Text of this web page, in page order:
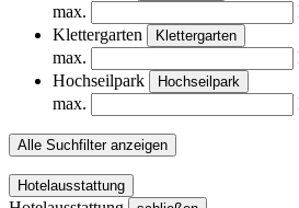
max.
Klettergarten
Klettergarten
max.
Hochseilpark
Hochseilpark
max.
Alle Suchfilter anzeigen
Hotelausstattung